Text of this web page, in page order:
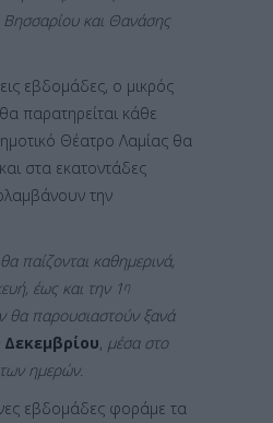
και Θανάσης
εβδομάδες, ο μικρός
παρατηρείται κάθε
Θέατρο Λαμίας θα
στα εκατοντάδες
την
παίζονται καθημερινά,
έως και την 1η
θα παρουσιαστούν ξανά
Δεκεμβρίου, μέσα στο
ημερών.
εβδομάδες φοράμε τα